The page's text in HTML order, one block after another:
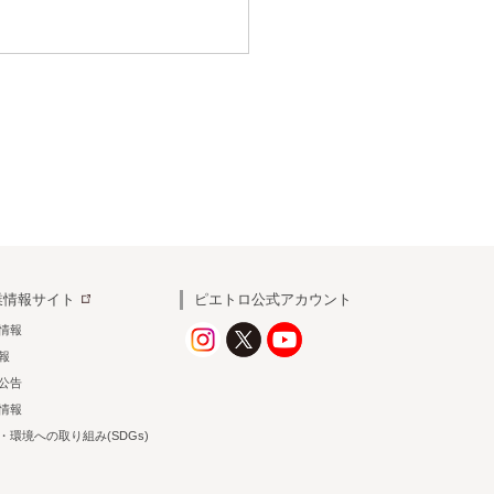
報サイト
報
告
報
環境への取り組み(SDGs)
ピエトロ公式アカウント